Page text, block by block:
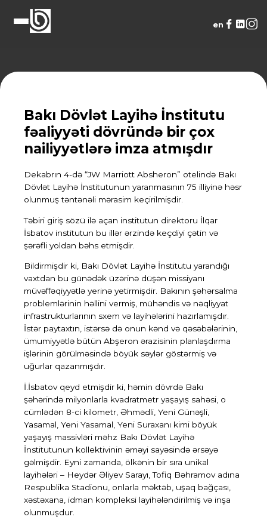
en
Bakı Dövlət Layihə İnstitutu
fəaliyyəti dövründə bir çox
nailiyyətlərə imza atmışdır
Dekabrın 4-də “JW Marriott Absheron” otelində Bakı
Dövlət Layihə İnstitutunun yaranmasının 75 illiyinə həsr
olunmuş təntənəli mərasim keçirilmişdir.
Təbiri giriş sözü ilə açan institutun direktoru İlqar
İsbatov institutun bu illər ərzində keçdiyi çətin və
şərəfli yoldan bəhs etmişdir.
Bildirmişdir ki, Bakı Dövlət Layihə İnstitutu yarandığı
vaxtdan bu günədək üzərinə düşən missiyanı
müvəffəqiyyətlə yerinə yetirmişdir. Bakının şəhərsalma
problemlərinin həllini vermiş, mühəndis və nəqliyyat
infrastrukturlarının sxem və layihələrini hazırlamışdır.
İstər paytaxtın, istərsə də onun kənd və qəsəbələrinin,
ümumiyyətlə bütün Abşeron ərazisinin planlaşdırma
işlərinin görülməsində böyük səylər göstərmiş və
uğurlar qazanmışdır.
İ.İsbatov qeyd etmişdir ki, həmin dövrdə Bakı
şəhərində milyonlarla kvadratmetr yaşayış sahəsi, o
cümlədən 8-ci kilometr, Əhmədli, Yeni Günəşli,
Yasamal, Yeni Yasamal, Yeni Suraxanı kimi böyük
yaşayış massivləri məhz Bakı Dövlət Layihə
İnstitutunun kollektivinin əməyi sayəsində ərsəyə
gəlmişdir. Eyni zamanda, ölkənin bir sıra unikal
layihələri – Heydər Əliyev Sarayı, Tofiq Bəhramov adına
Respublika Stadionu, onlarla məktəb, uşaq bağçası,
xəstəxana, idman kompleksi layihələndirilmiş və inşa
olunmuşdur.